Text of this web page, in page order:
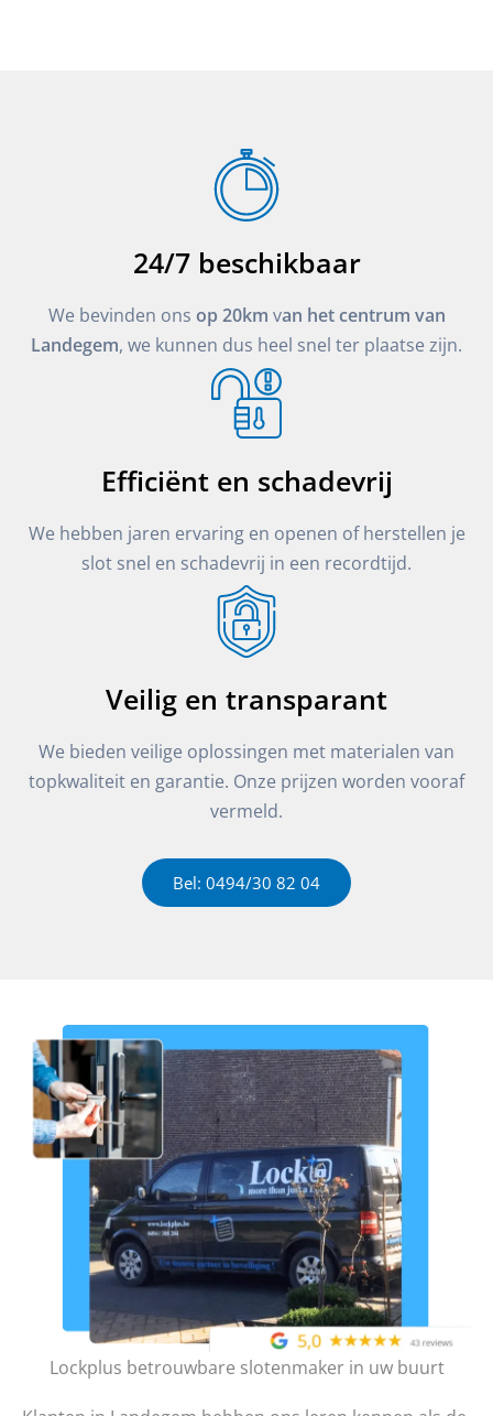
24/7 beschikbaar
We bevinden ons op 20km van het centrum van
Landegem, we kunnen dus heel snel ter plaatse zijn.
Efficiënt en schadevrij
We hebben jaren ervaring en openen of herstellen je
slot snel en schadevrij in een recordtijd.
Veilig en transparant
We bieden veilige oplossingen met materialen van
topkwaliteit en garantie. Onze prijzen worden vooraf
vermeld.
Bel: 0494/30 82 04
Lockplus betrouwbare slotenmaker in uw buurt